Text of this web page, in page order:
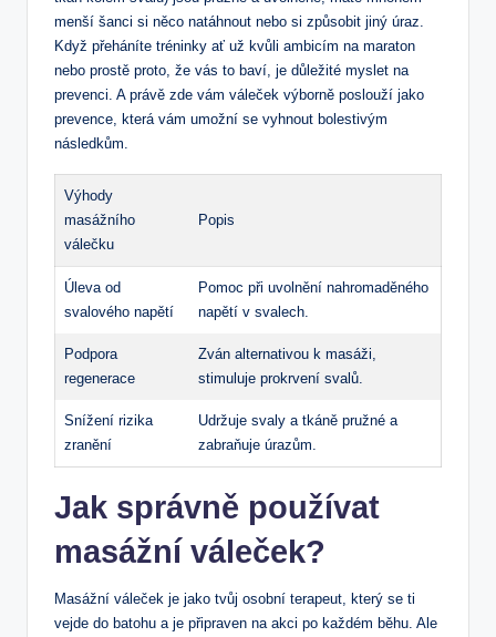
menší šanci si něco natáhnout nebo si způsobit jiný úraz.
Když přeháníte tréninky ať už kvůli ambicím na maraton
nebo prostě proto, že vás to baví, je důležité myslet na
prevenci. A právě zde vám váleček výborně poslouží jako
prevence, která vám umožní se vyhnout bolestivým
následkům.
Výhody
masážního
válečku
Popis
Úleva od
svalového napětí
Pomoc při uvolnění nahromaděného
napětí v svalech.
Podpora
regenerace
Zván alternativou k masáži,
stimuluje prokrvení svalů.
Snížení rizika
zranění
Udržuje svaly a tkáně pružné a
zabraňuje úrazům.
Jak správně používat
masážní váleček?
Masážní váleček je jako tvůj osobní terapeut, který se ti
vejde do batohu a je připraven na akci po každém běhu. Ale